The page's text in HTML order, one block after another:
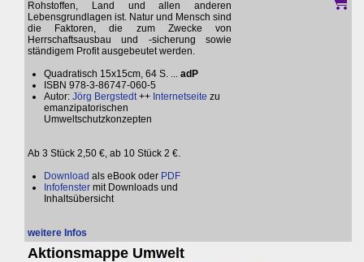
Rohstoffen, Land und allen anderen
Lebensgrundlagen ist. Natur und Mensch sind
die Faktoren, die zum Zwecke von
Herrschaftsausbau und -sicherung sowie
ständigem Profit ausgebeutet werden.
Quadratisch 15x15cm, 64 S. ... adP
ISBN 978-3-86747-060-5
Autor: Jörg Bergstedt++ Internetseite zu
emanzipatorischen
Umweltschutzkonzepten
Ab 3 Stück 2,50 €, ab 10 Stück 2 €.
Download als eBook oder PDF
Infofenster mit Downloads und
Inhaltsübersicht
weitere Infos
Aktionsmappe Umwelt